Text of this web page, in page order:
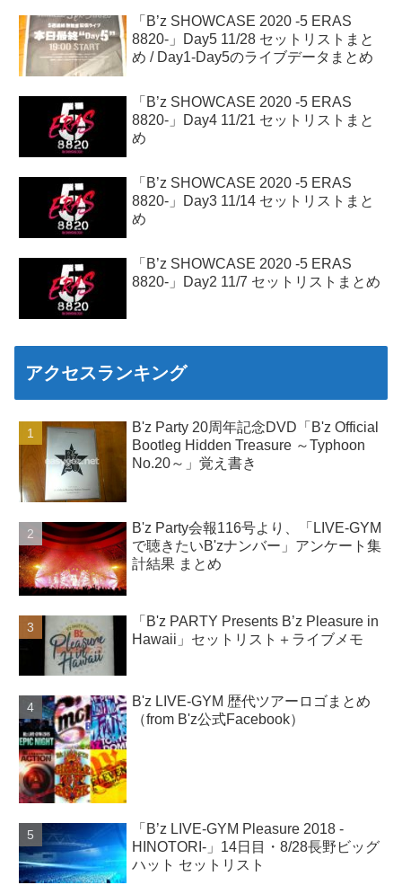
「B’z SHOWCASE 2020 -5 ERAS
8820-」Day5 11/28 セットリストまと
め / Day1-Day5のライブデータまとめ
「B’z SHOWCASE 2020 -5 ERAS
8820-」Day4 11/21 セットリストまと
め
「B’z SHOWCASE 2020 -5 ERAS
8820-」Day3 11/14 セットリストまと
め
「B’z SHOWCASE 2020 -5 ERAS
8820-」Day2 11/7 セットリストまとめ
アクセスランキング
B'z Party 20周年記念DVD「B'z Official
Bootleg Hidden Treasure ～Typhoon
No.20～」覚え書き
B'z Party会報116号より、「LIVE-GYM
で聴きたいB'zナンバー」アンケート集
計結果 まとめ
「B'z PARTY Presents B’z Pleasure in
Hawaii」セットリスト＋ライブメモ
B'z LIVE-GYM 歴代ツアーロゴまとめ
（from B'z公式Facebook）
「B’z LIVE-GYM Pleasure 2018 -
HINOTORI-」14日目・8/28長野ビッグ
ハット セットリスト